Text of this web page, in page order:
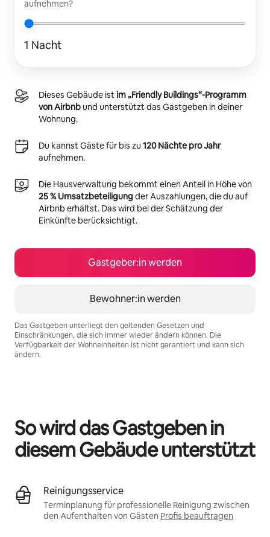
aufnehmen?
1 Nacht
Dieses Gebäude istim „Friendly Buildings“-Programm
von Airbnbund unterstützt das Gastgeben in deiner
Wohnung.
Du kannst Gäste für bis zu 120 Nächte pro Jahr
aufnehmen.
Die Hausverwaltung bekommt einen Anteil in Höhe von
25 % Umsatzbeteiligungder Auszahlungen, die du auf
Airbnb erhältst. Das wird bei der Schätzung der
Einkünfte berücksichtigt.
Gastgeber:in werden
Bewohner:in werden
Das Gastgeben unterliegt den geltenden Gesetzen und
Einschränkungen, die sich immer wieder ändern können. Die
Verfügbarkeit der Wohneinheiten ist nicht garantiert und kann sich
ändern.
So wird das Gastgeben in
diesem Gebäude unterstützt
Reinigungsservice
Terminplanung für professionelle Reinigung zwischen
den Aufenthalten von Gästen Profis beauftragen